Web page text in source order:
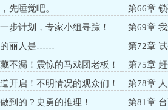
先睡觉吧。
第66章
步计划，专家小组寻踪！
第69章 我
的丽人是……
第72章
不漏！震惊的马戏团老板！
第75章
开启！不明情况的观众们！
第78章
到的？史勇的推理！
第81章